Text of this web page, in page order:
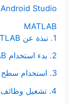
Android Studio
MATLAB
1. نبذة عن MATLAB
2. بدء استخدام MATLAB
3. استخدام سطح المكتب
4. تشغيل وظائف MATLAB